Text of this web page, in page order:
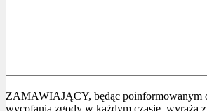
ZAMAWIAJĄCY, będąc poinformowanym
wycofania zgody w każdym czasie, wyraża